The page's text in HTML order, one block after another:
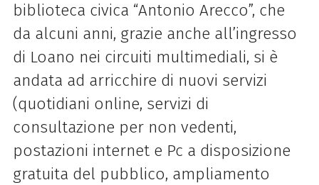
biblioteca civica “Antonio Arecco”, che
da alcuni anni, grazie anche all’ingresso
di Loano nei circuiti multimediali, si è
andata ad arricchire di nuovi servizi
(quotidiani online, servizi di
consultazione per non vedenti,
postazioni internet e Pc a disposizione
gratuita del pubblico, ampliamento